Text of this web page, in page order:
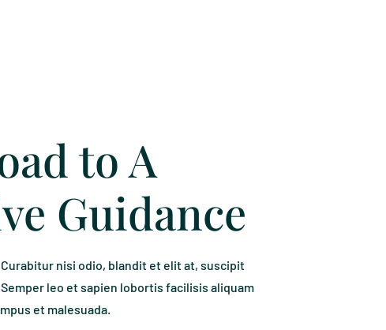
to A
Guidance
nisi odio, blandit et elit at, suscipit
leo et sapien lobortis facilisis aliquam
et malesuada.